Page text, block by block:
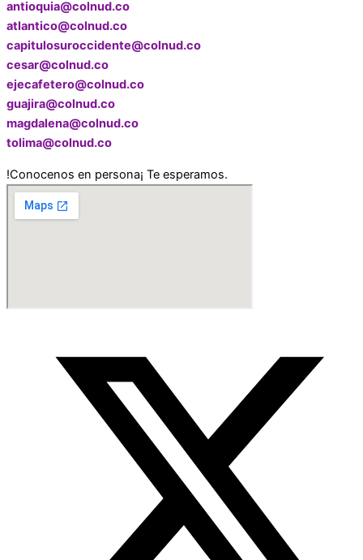
antioquia@colnud.co
atlantico@colnud.co
capitulosuroccidente@colnud.co
cesar@colnud.co
ejecafetero@colnud.co
guajira@colnud.co
magdalena@colnud.co
tolima@colnud.co
!Conocenos en persona¡ Te esperamos.